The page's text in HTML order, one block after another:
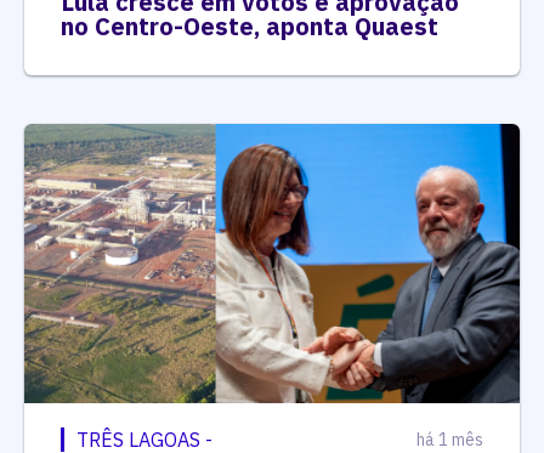
no Centro-Oeste, aponta Quaest
TRÊS LAGOAS - há 1 mês